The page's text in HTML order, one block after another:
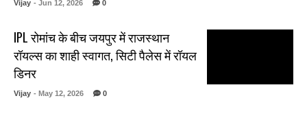
Vijay - Jun 12, 2026 0
IPL रोमांच के बीच जयपुर में राजस्थान
रॉयल्स का शाही स्वागत, सिटी पैलेस में रॉयल
डिनर
Vijay - May 12, 2026 0